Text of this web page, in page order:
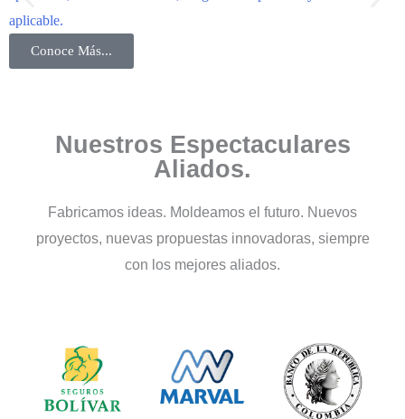
aplicable.
Conoce Más...
Nuestros Espectaculares
Aliados.
Fabricamos ideas. Moldeamos el futuro. Nuevos
proyectos, nuevas propuestas innovadoras, siempre
con los mejores aliados.